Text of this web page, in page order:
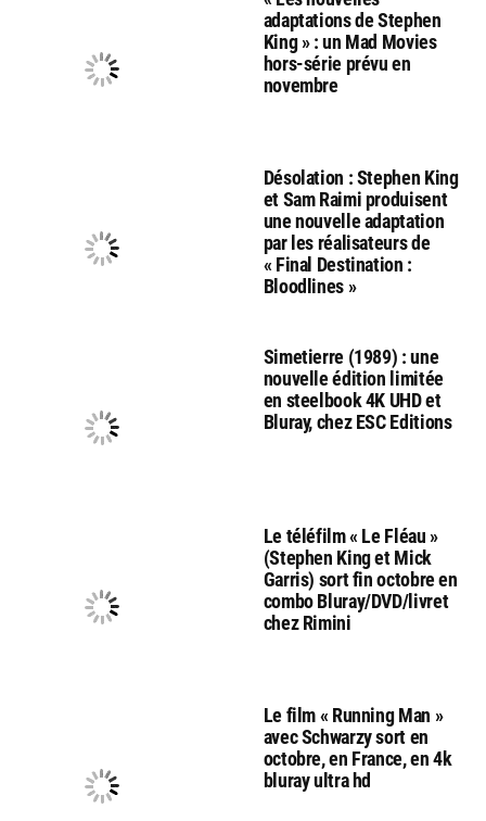
adaptations de Stephen
King » : un Mad Movies
hors-série prévu en
novembre
Désolation : Stephen King
et Sam Raimi produisent
une nouvelle adaptation
par les réalisateurs de
« Final Destination :
Bloodlines »
Simetierre (1989) : une
nouvelle édition limitée
en steelbook 4K UHD et
Bluray, chez ESC Editions
Le téléfilm « Le Fléau »
(Stephen King et Mick
Garris) sort fin octobre en
combo Bluray/DVD/livret
chez Rimini
Le film « Running Man »
avec Schwarzy sort en
octobre, en France, en 4k
bluray ultra hd